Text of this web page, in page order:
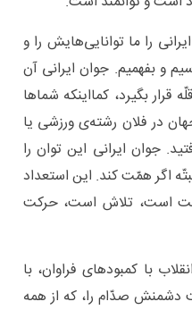
را ما توانایی‌هایش را و
و بفهمیم. جوان ایرانی آن
بگیرد، کمااینکه شماها
در فلان رشته‌ی ورزشی یا
جوان ایرانی این توان را
اگر همّت کند. این استعداد
است، تلاش است، حرکت
در اوّل انقلاب با کمبودهای فراوان، با
صدّام را، که از همه